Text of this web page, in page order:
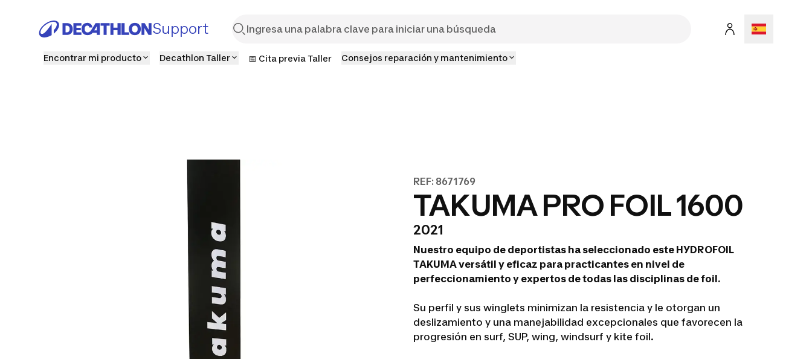
Support
Encontrar mi producto Decathlon Taller 📅 Cita previa Taller Consejos reparación y mantenimiento
REF: 8671769
TAKUMA PRO FOIL 1600
2021
Nuestro equipo de deportistas ha seleccionado este HYDROFOIL
TAKUMA versátil y eficaz para practicantes en nivel de
perfeccionamiento y expertos de todas las disciplinas de foil.
Su perfil y sus winglets minimizan la resistencia y le otorgan un
deslizamiento y una manejabilidad excepcionales que favorecen la
progresión en surf, SUP, wing, windsurf y kite foil.